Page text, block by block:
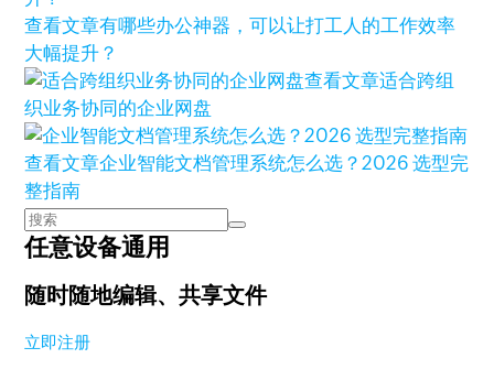
查看文章有哪些办公神器，可以让打工人的工作效率
大幅提升？
查看文章适合跨组
织业务协同的企业网盘
查看文章企业智能文档管理系统怎么选？2026 选型完
整指南
任意设备通用
随时随地编辑、共享文件
立即注册